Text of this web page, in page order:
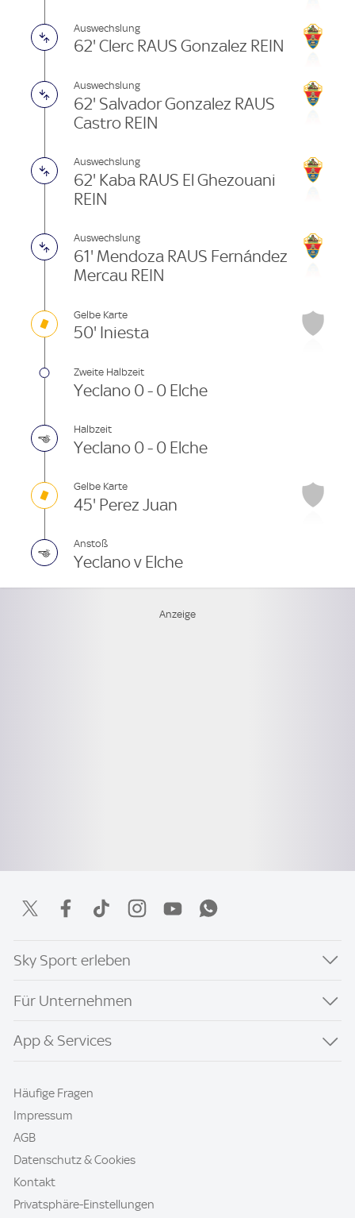
Auswechslung
62' Clerc RAUS Gonzalez REIN
Auswechslung
62' Salvador Gonzalez RAUS
Castro REIN
Auswechslung
62' Kaba RAUS El Ghezouani
REIN
Auswechslung
61' Mendoza RAUS Fernández
Mercau REIN
Gelbe Karte
50' Iniesta
Zweite Halbzeit
Yeclano 0 - 0 Elche
Halbzeit
Yeclano 0 - 0 Elche
Gelbe Karte
45' Perez Juan
Anstoß
Yeclano v Elche
Sky Sport erleben
Für Unternehmen
App & Services
Häufige Fragen
Impressum
AGB
Datenschutz & Cookies
Kontakt
Privatsphäre-Einstellungen